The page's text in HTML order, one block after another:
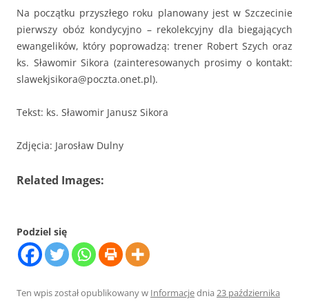
Na początku przyszłego roku planowany jest w Szczecinie
pierwszy obóz kondycyjno – rekolekcyjny dla biegających
ewangelików, który poprowadzą: trener Robert Szych oraz
ks. Sławomir Sikora (zainteresowanych prosimy o kontakt:
slawekjsikora@poczta.onet.pl).
Tekst: ks. Sławomir Janusz Sikora
Zdjęcia: Jarosław Dulny
Related Images:
Podziel się
Ten wpis został opublikowany w Informacjednia 23 października